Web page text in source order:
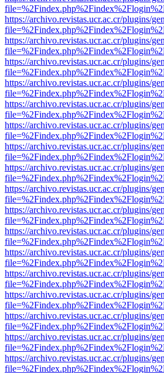
https://archivo.revistas.ucr.ac.cr/plugins/
https://archivo.revistas.ucr.ac.cr/plugins/
https://archivo.revistas.ucr.ac.cr/plugins/
https://archivo.revistas.ucr.ac.cr/plugins/
https://archivo.revistas.ucr.ac.cr/plugins/
https://archivo.revistas.ucr.ac.cr/plugins/
https://archivo.revistas.ucr.ac.cr/plugins/
https://archivo.revistas.ucr.ac.cr/plugins/
https://archivo.revistas.ucr.ac.cr/plugins/
https://archivo.revistas.ucr.ac.cr/plugins/
https://archivo.revistas.ucr.ac.cr/plugins/
https://archivo.revistas.ucr.ac.cr/plugins/
https://archivo.revistas.ucr.ac.cr/plugins/
https://archivo.revistas.ucr.ac.cr/plugins/
https://archivo.revistas.ucr.ac.cr/plugins/
https://archivo.revistas.ucr.ac.cr/plugins/
https://archivo.revistas.ucr.ac.cr/plugins/